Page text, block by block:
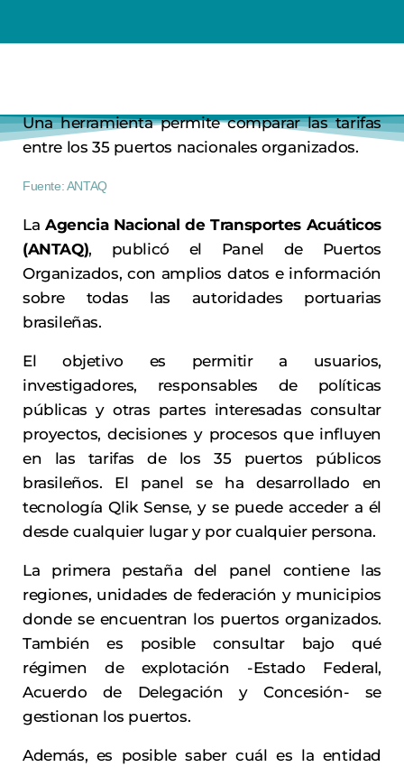
Una herramienta permite comparar las tarifas
entre los 35 puertos nacionales organizados.
Fuente: ANTAQ
La Agencia Nacional de Transportes Acuáticos
(ANTAQ), publicó el Panel de Puertos
Organizados, con amplios datos e información
sobre todas las autoridades portuarias
brasileñas.
El objetivo es permitir a usuarios,
investigadores, responsables de políticas
públicas y otras partes interesadas consultar
proyectos, decisiones y procesos que influyen
en las tarifas de los 35 puertos públicos
brasileños. El panel se ha desarrollado en
tecnología Qlik Sense, y se puede acceder a él
desde cualquier lugar y por cualquier persona.
La primera pestaña del panel contiene las
regiones, unidades de federación y municipios
donde se encuentran los puertos organizados.
También es posible consultar bajo qué
régimen de explotación -Estado Federal,
Acuerdo de Delegación y Concesión- se
gestionan los puertos.
Además, es posible saber cuál es la entidad